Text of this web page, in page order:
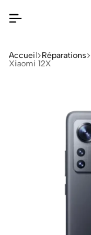
Accueil Réparations
Xiaomi 12X